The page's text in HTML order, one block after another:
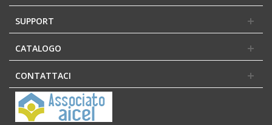
SUPPORT
CATALOGO
CONTATTACI